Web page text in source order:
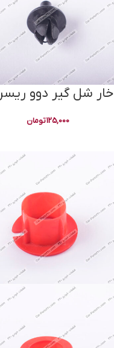
خار شل گیر دوو ریسر
125,000تومان